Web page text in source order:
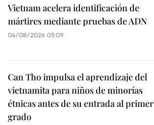
Vietnam acelera identificación de
mártires mediante pruebas de ADN
04/08/2026 05:09
Can Tho impulsa el aprendizaje del
vietnamita para niños de minorías
étnicas antes de su entrada al primer
grado